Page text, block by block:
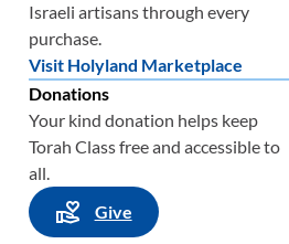
الآن أن
مجم
اللاه
حتى
ومما ي
فيما
ول
الأزم
Israeli artisans through every
purchase.
Visit Holyland Marketplace
Donations
Your kind donation helps keep
Torah Class free and accessible to
all.
Give